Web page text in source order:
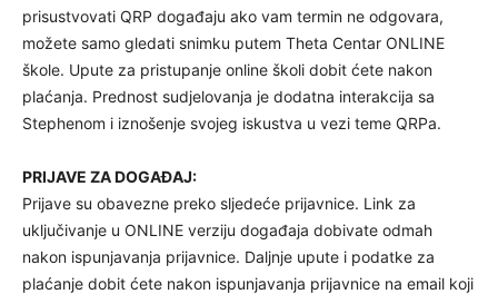
prisustvovati QRP događaju ako vam termin ne odgovara,
možete samo gledati snimku putem Theta Centar ONLINE
škole. Upute za pristupanje online školi dobit ćete nakon
plaćanja. Prednost sudjelovanja je dodatna interakcija sa
Stephenom i iznošenje svojeg iskustva u vezi teme QRPa.
PRIJAVE ZA DOGAĐAJ:
Prijave su obavezne preko sljedeće prijavnice. Link za
uključivanje u ONLINE verziju događaja dobivate odmah
nakon ispunjavanja prijavnice. Daljnje upute i podatke za
plaćanje dobit ćete nakon ispunjavanja prijavnice na email koji